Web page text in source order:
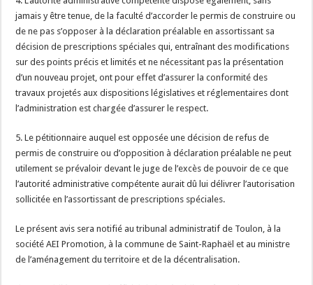
jamais y être tenue, de la faculté d’accorder le permis de construire ou
de ne pas s’opposer à la déclaration préalable en assortissant sa
décision de prescriptions spéciales qui, entraînant des modifications
sur des points précis et limités et ne nécessitant pas la présentation
d’un nouveau projet, ont pour effet d’assurer la conformité des
travaux projetés aux dispositions législatives et réglementaires dont
l’administration est chargée d’assurer le respect.
5. Le pétitionnaire auquel est opposée une décision de refus de
permis de construire ou d’opposition à déclaration préalable ne peut
utilement se prévaloir devant le juge de l’excès de pouvoir de ce que
l’autorité administrative compétente aurait dû lui délivrer l’autorisation
sollicitée en l’assortissant de prescriptions spéciales.
Le présent avis sera notifié au tribunal administratif de Toulon, à la
société AEI Promotion, à la commune de Saint-Raphaël et au ministre
de l’aménagement du territoire et de la décentralisation.